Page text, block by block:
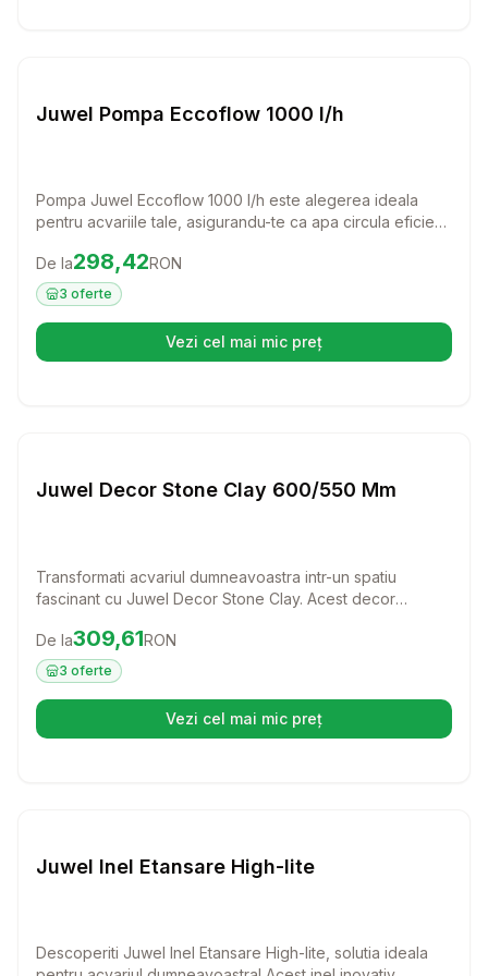
Juwel Pompa Eccoflow 1000 l/h
Pompa Juwel Eccoflow 1000 l/h este alegerea ideala
pentru acvariile tale, asigurandu-te ca apa circula eficient
contribuie la un mediu sanatos pentru pestii tai, oferindu-
le un spatiu de viata optim.
Preț:298.42 RON
De la298,42RON
3 oferte
Vezi cel mai mic preț(se deschide într-o filă nouă)
Juwel Decor Stone Clay 600/550 Mm
Transformati acvariul dumneavoastra intr-un spatiu
fascinant cu Juwel Decor Stone Clay. Acest decor
aducand un plus de frumusete si naturalete in habitatul
pestilor dumneavoastra.
Preț:309.61 RON
De la309,61RON
3 oferte
Vezi cel mai mic preț(se deschide într-o filă nouă)
Juwel Inel Etansare High-lite
Descoperiti Juwel Inel Etansare High-lite, solutia ideala